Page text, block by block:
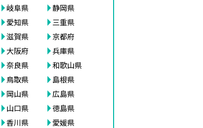
岐阜県
静岡県
愛知県
三重県
滋賀県
京都府
大阪府
兵庫県
奈良県
和歌山県
鳥取県
島根県
岡山県
広島県
山口県
徳島県
香川県
愛媛県